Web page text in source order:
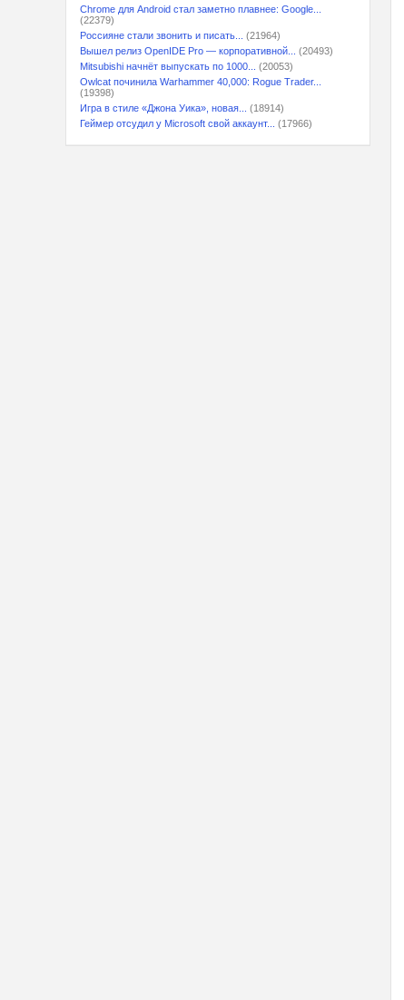
Chrome для Android стал заметно плавнее: Google...
(22379)
Россияне стали звонить и писать...
(21964)
Вышел релиз OpenIDE Pro — корпоративной...
(20493)
Mitsubishi начнёт выпускать по 1000...
(20053)
Owlcat починила Warhammer 40,000: Rogue Trader...
(19398)
Игра в стиле «Джона Уика», новая...
(18914)
Геймер отсудил у Microsoft свой аккаунт...
(17966)